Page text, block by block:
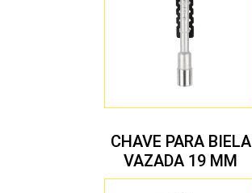
CHAVE PARA BIELA
VAZADA 19 MM